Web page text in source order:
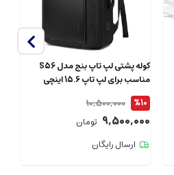
کوله پشتی لپ تاپ بنج مدل S56
مناسب برای لپ تاپ 15.6 اینچی
%10
10,500,000
9,500,000 تومان
ارسال رایگان